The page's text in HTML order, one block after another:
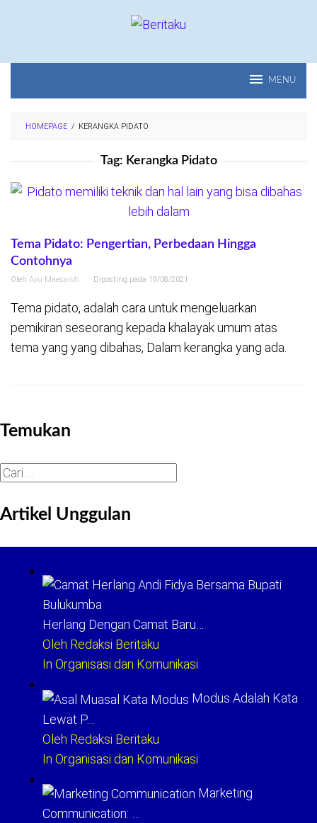
MENU
HOMEPAGE / KERANGKA PIDATO
Tag: Kerangka Pidato
Tema Pidato: Pengertian, Perbedaan Hingga
Contohnya
Oleh Ayu Maesaroh Diposting pada 19/08/2021
Tema pidato, adalah cara untuk mengeluarkan
pemikiran seseorang kepada khalayak umum atas
tema yang yang dibahas, Dalam kerangka yang ada.
Temukan
Cari
Artikel Unggulan
Herlang Dengan Camat Baru…
Oleh Redaksi Beritaku
In Organisasi dan Komunikasi
Modus Adalah Kata
Lewat P…
Oleh Redaksi Beritaku
In Organisasi dan Komunikasi
Marketing
Communication: …